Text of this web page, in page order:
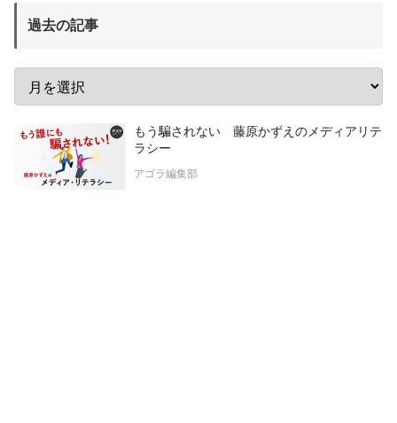
過去の記事
もう騙されない 藤原かずえのメディアリテ
ラシー
アゴラ編集部